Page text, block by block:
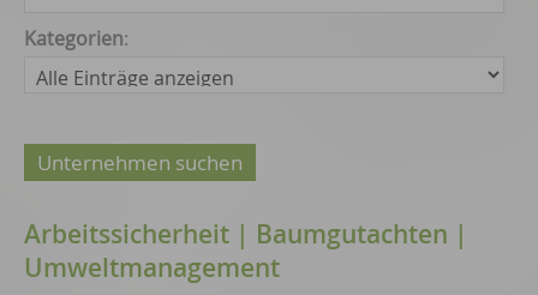
Kategorien:
Arbeitssicherheit | Baumgutachten |
Umweltmanagement